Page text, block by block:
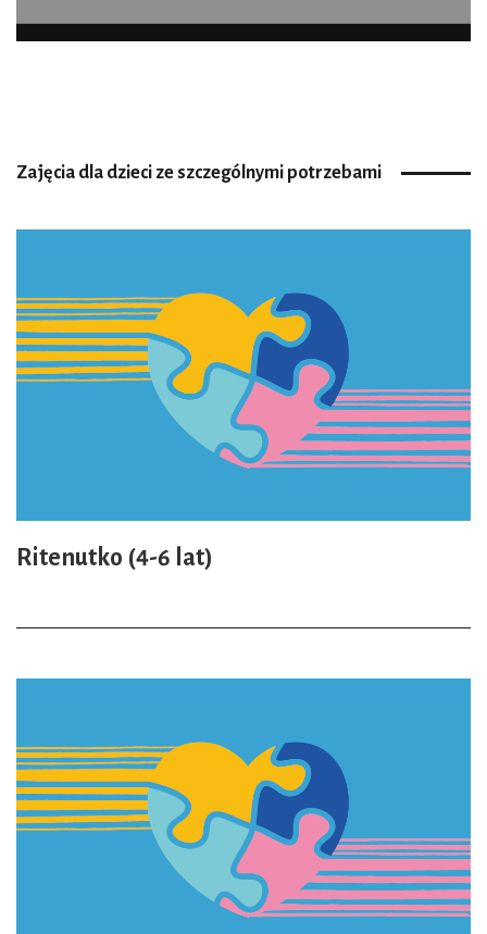
Zajęcia dla dzieci ze szczególnymi potrzebami
Ritenutko (4-6 lat)